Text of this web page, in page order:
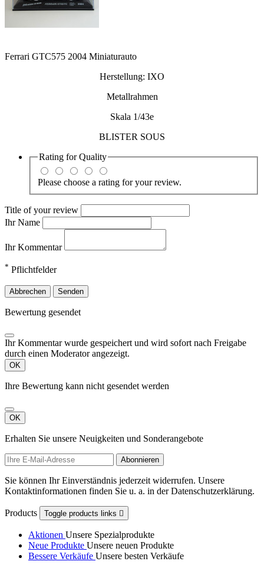
Ferrari GTC575 2004 Miniaturauto
Herstellung: IXO
Metallrahmen
Skala 1/43e
BLISTER SOUS
Rating forQuality
Please choose a rating for your review.
Title of your review
Ihr Name
Ihr Kommentar
* Pflichtfelder
Abbrechen Senden
Bewertung gesendet
Ihr Kommentar wurde gespeichert und wird sofort nach Freigabe
durch einen Moderator angezeigt.
OK
Ihre Bewertung kann nicht gesendet werden
OK
Erhalten Sie unsere Neuigkeiten und Sonderangebote
Sie können Ihr Einverständnis jederzeit widerrufen. Unsere
Kontaktinformationen finden Sie u. a. in der Datenschutzerklärung.
Products Toggle products links 
Aktionen Unsere Spezialprodukte
Neue Produkte Unsere neuen Produkte
Bessere Verkäufe Unsere besten Verkäufe